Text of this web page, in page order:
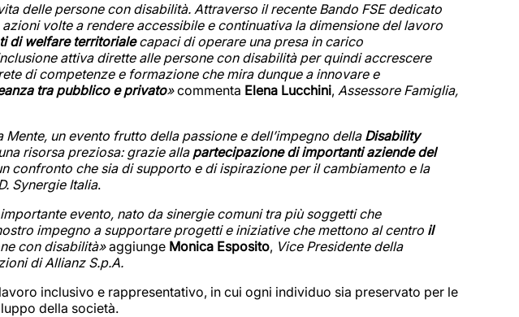
delle persone con disabilità. Attraverso il recente Bando FSE dedicato
volte a rendere accessibile e continuativa la dimensione del lavoro
di welfare territorialecapaci di operare una presa in carico
attiva dirette alle persone con disabilità per quindi accrescere
di competenze e formazione che mira dunque a innovare e
tra pubblico e privato»commenta Elena Lucchini, Assessore Famiglia,
un evento frutto della passione e dell’impegno della Disability
risorsa preziosa: grazie allapartecipazione di importanti aziende del
confronto che sia di supporto e di ispirazione per il cambiamento e la
Synergie Italia.
evento, nato da sinergie comuni tra più soggetti che
impegno a supportare progetti e iniziative che mettono al centro il
con disabilità»aggiunge Monica Esposito, Vice Presidente della
di Allianz S.p.A.
inclusivo e rappresentativo, in cui ogni individuo sia preservato per le
della società.